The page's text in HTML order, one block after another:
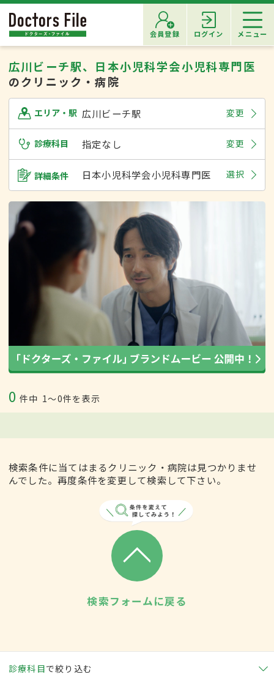
会員登録 ログイン メニュー
広川ビーチ駅、日本小児科学会小児科専門医
のクリニック・病院
エリア・駅 広川ビーチ駅 変更
診療科目 指定なし 変更
詳細条件 日本小児科学会小児科専門医 選択
0 件中 1〜0件を表示
検索条件に当てはまるクリニック・病院は見つかりませ
んでした。再度条件を変更して検索して下さい。
検索フォームに戻る
診療科目で絞り込む